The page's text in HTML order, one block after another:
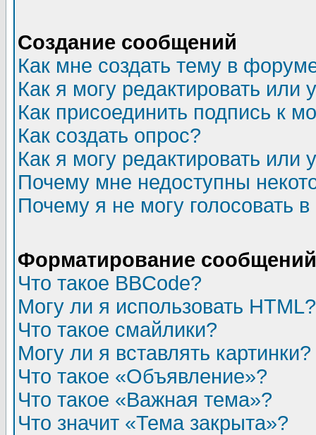
Создание сообщений
Как мне создать тему в
Как я могу редактировать или
Как присоединить подпись к
Как создать опрос?
Как я могу редактировать или
Почему мне недоступны
Почему я не могу голосовать
Форматирование
Что такое BBCode?
Могу ли я использовать HTML?
Что такое смайлики?
Могу ли я вставлять картинки?
Что такое «Объявление»?
Что такое «Важная тема»?
Что значит «Тема закрыта»?